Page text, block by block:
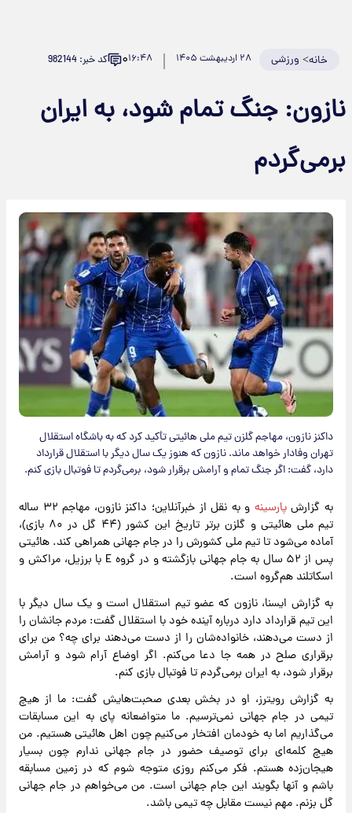
خانه> ورزشی ۲۸ اردیبهشت ۱۴۰۵ ۱۶:۴۸۰ کد خبر: 982144
نازون: جنگ تمام شود، به ایران
برمی‌گردم
داکنز نازون، مهاجم گلزن تیم ملی هائیتی تأکید کرد که به باشگاه استقلال
تهران وفادار خواهد ماند. نازون که هنوز یک سال دیگر با استقلال قرارداد
دارد، گفت: اگر جنگ تمام و آرامش برقرار شود، برمی‌گردم تا فوتبال بازی کنم.
به گزارشپارسینه
و به نقل از خبرآنلاین؛ داکنز نازون، مهاجم ۳۲ ساله
تیم ملی هائیتی و گلزن برتر تاریخ این کشور (۴۴ گل در ۸۰ بازی)،
آماده می‌شود تا تیم ملی کشورش را در جام جهانی همراهی کند. هائیتی
پس از ۵۲ سال به جام جهانی بازگشته و در گروه E با برزیل، مراکش و
اسکاتلند هم‌گروه است.
به گزارش ایسنا، نازون که عضو تیم استقلال است و یک سال دیگر با
این تیم قرارداد دارد درباره آینده خود با استقلال گفت: مردم جانشان را
از دست می‌دهند، خانواده‌شان را از دست می‌دهند برای چه؟ من برای
برقراری صلح در همه جا دعا می‌کنم. اگر اوضاع آرام شود و آرامش
برقرار شود، به ایران برمی‌گردم تا فوتبال بازی کنم.
به گزارش رویترز، او در بخش بعدی صحبت‌هایش گفت: ما از هیچ‌
تیمی در جام جهانی نمی‌ترسیم. ما متواضعانه پای به این مسابقات
می‌گذاریم اما به خودمان افتخار می‌کنیم چون اهل هائیتی هستیم. من
هیچ کلمه‌ای برای توصیف حضور در جام جهانی ندارم چون بسیار
هیجان‌زده هستم. فکر می‌کنم روزی متوجه شوم که در زمین مسابقه
باشم و آنها بگویند این جام جهانی است. من می‌خواهم در جام جهانی
گل بزنم. مهم نیست مقابل چه تیمی باشد.